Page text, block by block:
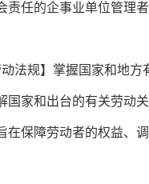
责任的企事业单位管理
法规】 掌握国家和地方
国家和出台的有关劳动
在保障劳动者的权益、